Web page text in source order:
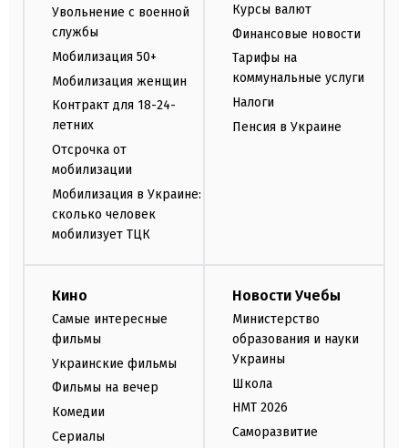
Увольнение с военной
службы
Мобилизация 50+
Мобилизация женщин
Контракт для 18-24-
летних
Отсрочка от
мобилизации
Мобилизация в Украине:
сколько человек
мобилизует ТЦК
Курсы валют
Финансовые новости
Тарифы на
коммунальные услуги
Налоги
Пенсия в Украине
Кино
Самые интересные
фильмы
Украинские фильмы
Фильмы на вечер
Комедии
Сериалы
Новости Учебы
Министерство
образования и науки
Украины
Школа
НМТ 2026
Саморазвитие